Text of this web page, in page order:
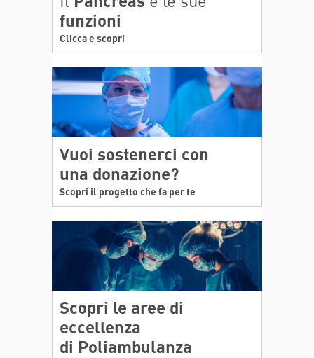
funzioni
Clicca e scopri
Vuoi sostenerci con
una donazione?
Scopri il progetto che fa per te
Scopri le aree di
eccellenza
di Poliambulanza